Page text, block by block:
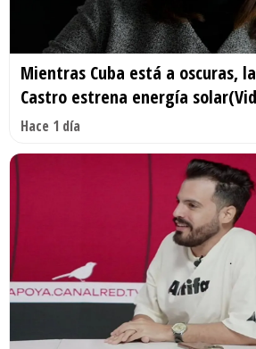
Mientras Cuba está a oscuras,
Castro estrena energía
Hace 1 día